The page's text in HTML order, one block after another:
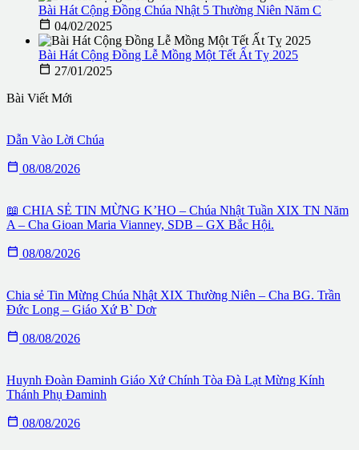
Bài Hát Cộng Đồng Chúa Nhật 5 Thường Niên Năm C
 04/02/2025
Bài Hát Cộng Đồng Lễ Mồng Một Tết Ất Tỵ 2025
 27/01/2025
Bài Viết Mới
Dẫn Vào Lời Chúa
 08/08/2026
📖 CHIA SẺ TIN MỪNG K’HO – Chúa Nhật Tuần XIX TN Năm
A – Cha Gioan Maria Vianney, SDB – GX Bắc Hội.
 08/08/2026
Chia sẻ Tin Mừng Chúa Nhật XIX Thường Niên – Cha BG. Trần
Đức Long – Giáo Xứ B` Dơr
 08/08/2026
Huynh Đoàn Đaminh Giáo Xứ Chính Tòa Đà Lạt Mừng Kính
Thánh Phụ Đaminh
 08/08/2026